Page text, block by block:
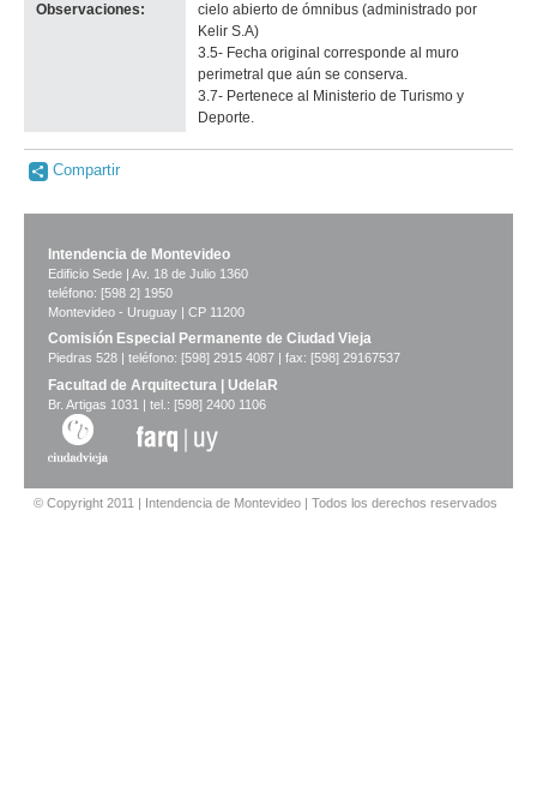
Observaciones:
cielo abierto de ómnibus (administrado por
Kelir S.A)
3.5- Fecha original corresponde al muro
perimetral que aún se conserva.
3.7- Pertenece al Ministerio de Turismo y
Deporte.
Compartir
Intendencia de Montevideo
Edificio Sede | Av. 18 de Julio 1360
teléfono: [598 2] 1950
Montevideo - Uruguay | CP 11200
Comisión Especial Permanente de Ciudad Vieja
Piedras 528 | teléfono: [598] 2915 4087 | fax: [598] 29167537
Facultad de Arquitectura | UdelaR
Br. Artigas 1031 | tel.: [598] 2400 1106
© Copyright 2011 | Intendencia de Montevideo | Todos los derechos reservados